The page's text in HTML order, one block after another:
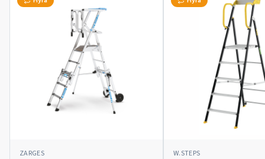
ZARGES W.STEPS